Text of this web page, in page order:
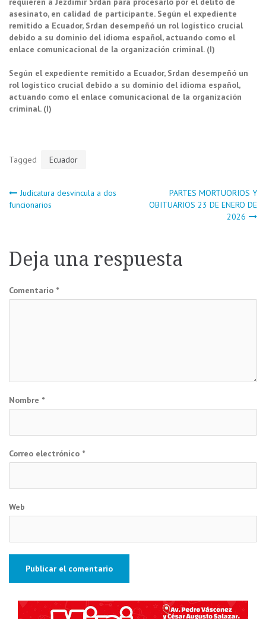
asesinato, en calidad de participante. Según el expediente
remitido a Ecuador, Srdan desempeñó un rol logístico crucial
debido a su dominio del idioma español, actuando como el
enlace comunicacional de la organización criminal. (I)
Según el expediente remitido a Ecuador, Srdan desempeñó un
rol logístico crucial debido a su dominio del idioma español,
actuando como el enlace comunicacional de la organización
criminal. (I)
Tagged Ecuador
Navegación
entradas
Judicatura desvincula a dos
funcionarios
PARTES MORTUORIOS Y
OBITUARIOS 23 DE ENERO DE
2026
Deja una respuesta
Comentario *
Nombre *
Correo electrónico *
Web